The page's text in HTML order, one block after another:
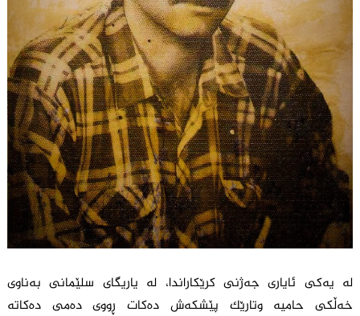
لە یەکی ئایاری جەژنی کرێکاراندا، لە یاریگای سلێمانی بەناوی
خەڵکی حامیە وتارێک پێشکەش دەکات ڕووی دەمی دەکاتە